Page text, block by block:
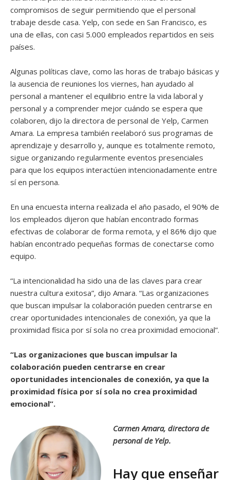
compromisos de seguir permitiendo que el personal
trabaje desde casa. Yelp, con sede en San Francisco, es
una de ellas, con casi 5.000 empleados repartidos en seis
países.
Algunas políticas clave, como las horas de trabajo básicas y
la ausencia de reuniones los viernes, han ayudado al
personal a mantener el equilibrio entre la vida laboral y
personal y a comprender mejor cuándo se espera que
colaboren, dijo la directora de personal de Yelp, Carmen
Amara. La empresa también reelaboró sus programas de
aprendizaje y desarrollo y, aunque es totalmente remoto,
sigue organizando regularmente eventos presenciales
para que los equipos interactúen intencionadamente entre
sí en persona.
En una encuesta interna realizada el año pasado, el 90% de
los empleados dijeron que habían encontrado formas
efectivas de colaborar de forma remota, y el 86% dijo que
habían encontrado pequeñas formas de conectarse como
equipo.
“La intencionalidad ha sido una de las claves para crear
nuestra cultura exitosa”, dijo Amara. “Las organizaciones
que buscan impulsar la colaboración pueden centrarse en
crear oportunidades intencionales de conexión, ya que la
proximidad física por sí sola no crea proximidad emocional”.
“Las organizaciones que buscan impulsar la
colaboración pueden centrarse en crear
oportunidades intencionales de conexión, ya que la
proximidad física por sí sola no crea proximidad
emocional”.
Carmen Amara, directora de
personal de Yelp.
Hay que enseñar